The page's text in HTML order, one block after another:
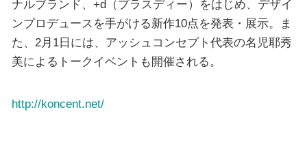
ナルブランド、+d（プラスディー）をはじめ、デザイ
ンプロデュースを手がける新作10点を発表・展示。ま
た、2月1日には、アッシュコンセプト代表の名児耶秀
美によるトークイベントも開催される。
http://koncent.net/